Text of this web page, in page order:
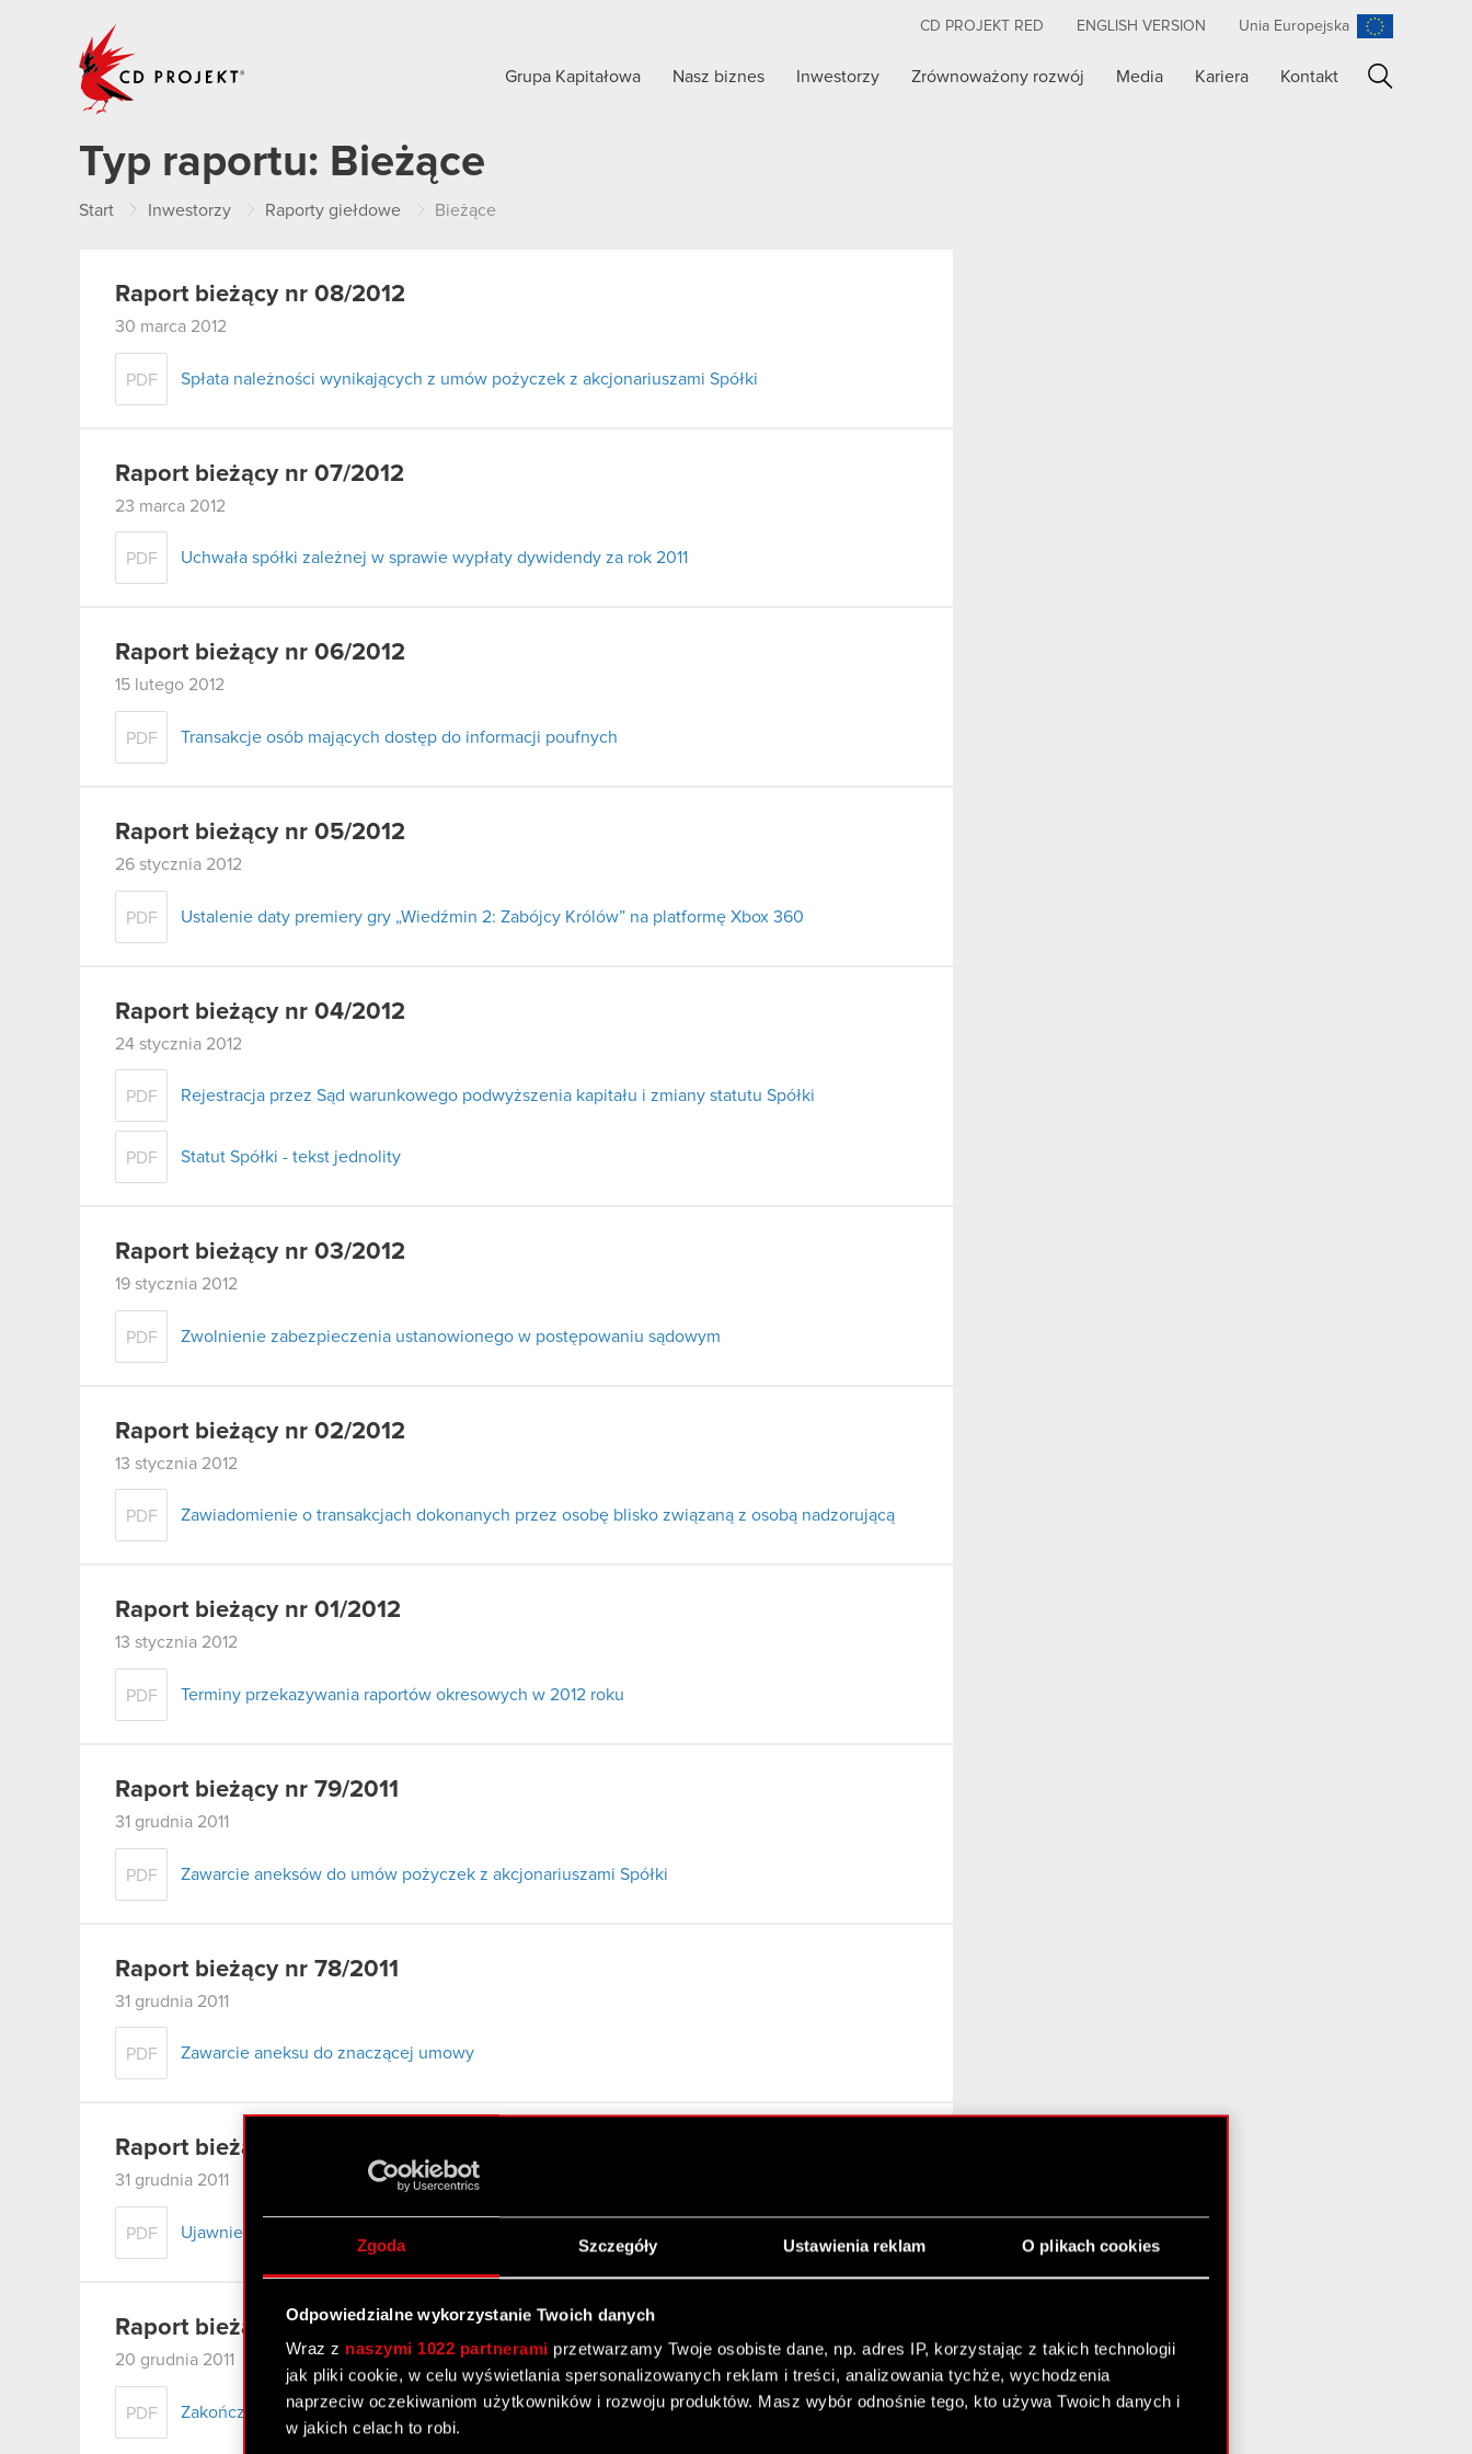
Zgoda Szczegóły Ustawienia reklam O plikach cookies
Odpowiedzialne wykorzystanie Twoich danych
Wraz z naszymi 1022 partnerami przetwarzamy Twoje osobiste dane, np. adres IP, korzystając z takich technologii
jak pliki cookie, w celu wyświetlania spersonalizowanych reklam i treści, analizowania tychże, wychodzenia
naprzeciw oczekiwaniom użytkowników i rozwoju produktów. Masz wybór odnośnie tego, kto używa Twoich danych i
w jakich celach to robi.
CD PROJEKT RED ENGLISH VERSION Unia Europejska
Grupa Kapitałowa Nasz biznes Inwestorzy Zrównoważony rozwój Media Kariera Kontakt
Typ raportu: Bieżące
Start Inwestorzy Raporty giełdowe Bieżące
Raport bieżący nr 08/2012
30 marca 2012
PDF Spłata należności wynikających z umów pożyczek z akcjonariuszami Spółki
Raport bieżący nr 07/2012
23 marca 2012
PDF Uchwała spółki zależnej w sprawie wypłaty dywidendy za rok 2011
Raport bieżący nr 06/2012
15 lutego 2012
PDF Transakcje osób mających dostęp do informacji poufnych
Raport bieżący nr 05/2012
26 stycznia 2012
PDF Ustalenie daty premiery gry „Wiedźmin 2: Zabójcy Królów” na platformę Xbox 360
Raport bieżący nr 04/2012
24 stycznia 2012
PDF Rejestracja przez Sąd warunkowego podwyższenia kapitału i zmiany statutu Spółki
PDF Statut Spółki - tekst jednolity
Raport bieżący nr 03/2012
19 stycznia 2012
PDF Zwolnienie zabezpieczenia ustanowionego w postępowaniu sądowym
Raport bieżący nr 02/2012
13 stycznia 2012
PDF Zawiadomienie o transakcjach dokonanych przez osobę blisko związaną z osobą nadzorującą
Raport bieżący nr 01/2012
13 stycznia 2012
PDF Terminy przekazywania raportów okresowych w 2012 roku
Raport bieżący nr 79/2011
31 grudnia 2011
PDF Zawarcie aneksów do umów pożyczek z akcjonariuszami Spółki
Raport bieżący nr 78/2011
31 grudnia 2011
PDF Zawarcie aneksu do znaczącej umowy
Raport bieżący nr 77/2011
31 grudnia 2011
PDF Ujawnienie informacji dotyczącej umowy znaczącej
Raport bieżący nr 76/2011
20 grudnia 2011
PDF Zakończenie likwidacji spółki zależnej